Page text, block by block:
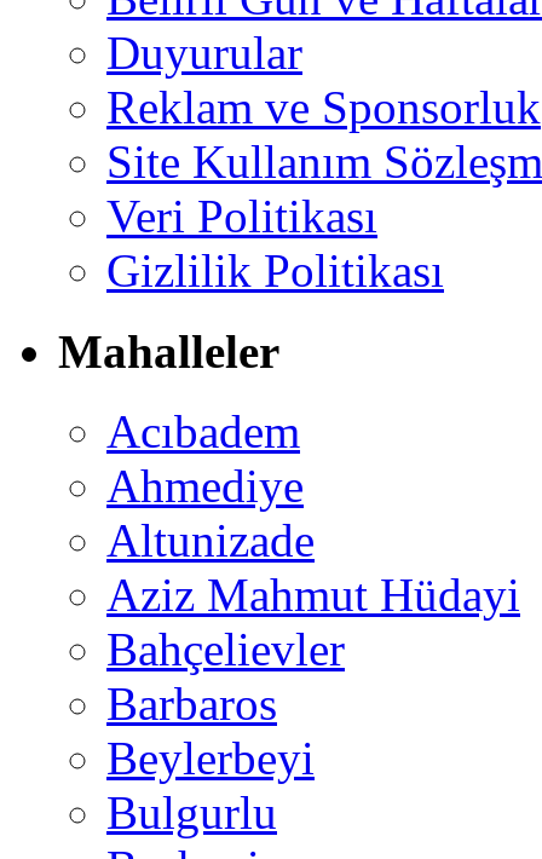
Duyurular
Reklam ve Sponsorluk
Site Kullanım
Veri Politikası
Gizlilik Politikası
Mahalleler
Acıbadem
Ahmediye
Altunizade
Aziz Mahmut Hüdayi
Bahçelievler
Barbaros
Beylerbeyi
Bulgurlu